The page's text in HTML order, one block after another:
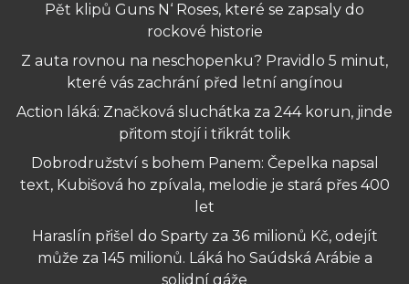
Pět klipů Guns N‘ Roses, které se zapsaly do
rockové historie
Z auta rovnou na neschopenku? Pravidlo 5 minut,
které vás zachrání před letní angínou
Action láká: Značková sluchátka za 244 korun, jinde
přitom stojí i třikrát tolik
Dobrodružství s bohem Panem: Čepelka napsal
text, Kubišová ho zpívala, melodie je stará přes 400
let
Haraslín přišel do Sparty za 36 milionů Kč, odejít
může za 145 milionů. Láká ho Saúdská Arábie a
solidní gáže